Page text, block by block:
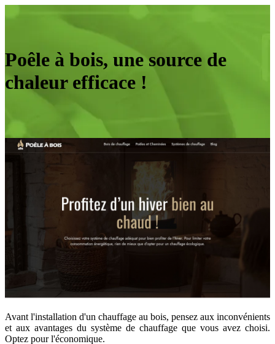
Poêle à bois, une source de
chaleur efficace !
Avant l'installation d'un chauffage au bois, pensez aux inconvénients
et aux avantages du système de chauffage que vous avez choisi.
Optez pour l'économique.